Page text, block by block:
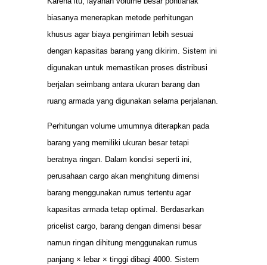
biasanya menerapkan metode perhitungan
khusus agar biaya pengiriman lebih sesuai
dengan kapasitas barang yang dikirim. Sistem ini
digunakan untuk memastikan proses distribusi
berjalan seimbang antara ukuran barang dan
ruang armada yang digunakan selama perjalanan.
Perhitungan volume umumnya diterapkan pada
barang yang memiliki ukuran besar tetapi
beratnya ringan. Dalam kondisi seperti ini,
perusahaan cargo akan menghitung dimensi
barang menggunakan rumus tertentu agar
kapasitas armada tetap optimal. Berdasarkan
pricelist cargo, barang dengan dimensi besar
namun ringan dihitung menggunakan rumus
panjang × lebar × tinggi dibagi 4000. Sistem